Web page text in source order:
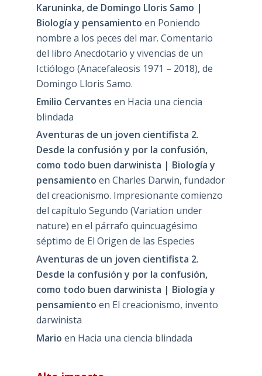
Karuninka, de Domingo Lloris Samo |
Biología y pensamiento en Poniendo
nombre a los peces del mar. Comentario
del libro Anecdotario y vivencias de un
Ictiólogo (Anacefaleosis 1971 – 2018), de
Domingo Lloris Samo.
Emilio Cervantes en Hacia una ciencia
blindada
Aventuras de un joven cientifista 2.
Desde la confusión y por la confusión,
como todo buen darwinista | Biología y
pensamiento en Charles Darwin, fundador
del creacionismo. Impresionante comienzo
del capítulo Segundo (Variation under
nature) en el párrafo quincuagésimo
séptimo de El Origen de las Especies
Aventuras de un joven cientifista 2.
Desde la confusión y por la confusión,
como todo buen darwinista | Biología y
pensamiento en El creacionismo, invento
darwinista
Mario en Hacia una ciencia blindada